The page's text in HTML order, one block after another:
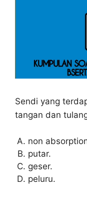
Sendi yang
tangan dan
non
putar.
geser.
peluru.